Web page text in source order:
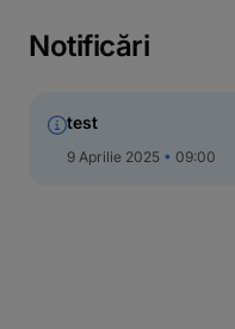
Notificări
test
9 Aprilie 2025 09:00